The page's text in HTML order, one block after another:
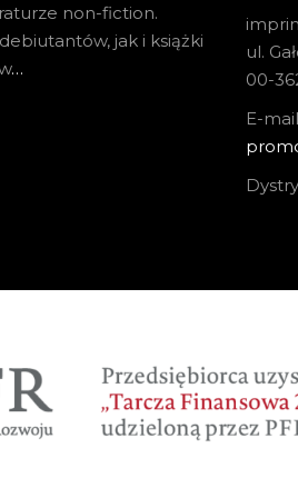
non-fiction.
jak i książki
…
ul.
00-
E-